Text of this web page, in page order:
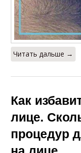
Читать дальше →
Как
лице.
процедур